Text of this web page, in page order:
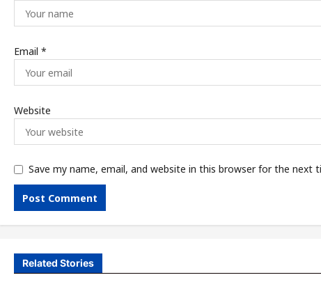
Email *
Website
Save my name, email, and website in this browser for the next
Related Stories